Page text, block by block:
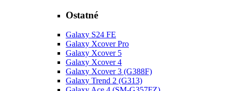
Ostatné
Galaxy S24 FE
Galaxy Xcover Pro
Galaxy Xcover 5
Galaxy Xcover 4
Galaxy Xcover 3 (G388F)
Galaxy Trend 2 (G313)